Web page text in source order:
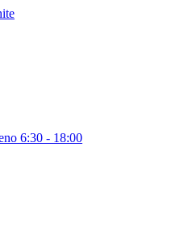
6:30 - 18:00